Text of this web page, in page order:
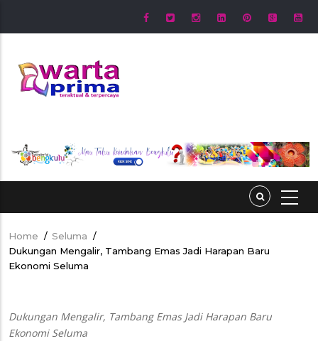
Breadcrumb
Home / Seluma /
Dukungan Mengalir, Tambang Emas Jadi Harapan Baru
Ekonomi Seluma
Dukungan Mengalir, Tambang Emas Jadi Harapan Baru
Ekonomi Seluma